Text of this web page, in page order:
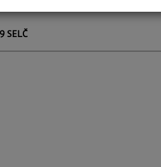
SELČ